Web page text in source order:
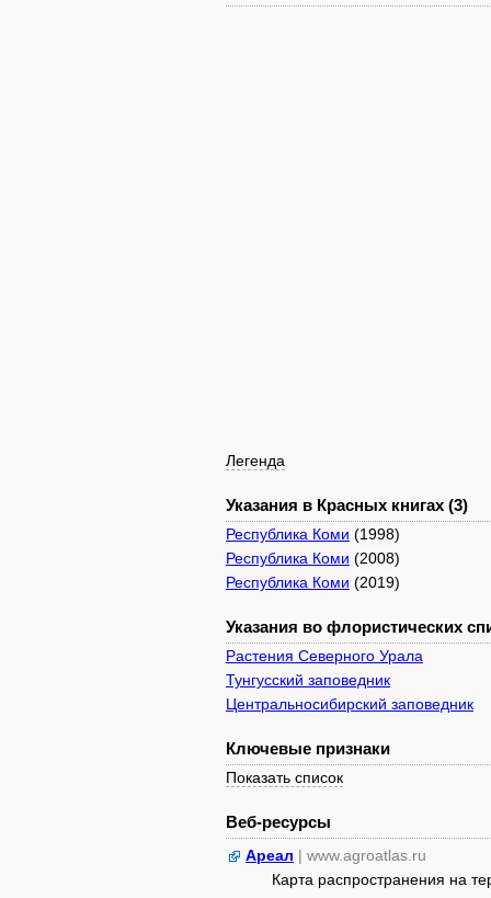
Легенда
Указания в Красных книгах (3)
Республика Коми (1998)
Республика Коми (2008)
Республика Коми (2019)
Указания во флористических
Растения Северного Урала
Тунгусский заповедник
Центральносибирский заповедник
Ключевые признаки
Показать список
Веб-ресурсы
Ареал | www.agroatlas.ru
Карта распространения на